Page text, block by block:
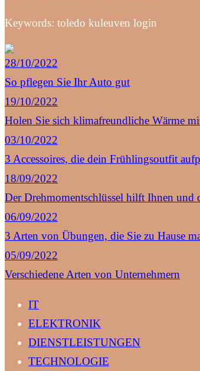
Keywords: toledo kuleuven login
28/10/2022
So pflegen Sie Ihr Auto gut
19/10/2022
Holen Sie sich klimafreundliche Wärme
03/10/2022
3 Accessoires, die dein Frühlingsoutfit
18/09/2022
Der Drehmomentschlüssel hilft Ihnen und
06/09/2022
3 Arten von Übungen, die Sie zu Hause
05/09/2022
Verschiedene Arten von Unternehmern
IT
ELEKTRONIK
DIENSTLEISTUNGEN
TECHNOLOGIE